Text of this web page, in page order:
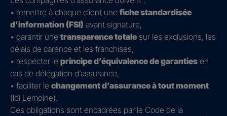
• remettre à chaque client une fiche standardisée
d’information (FSI) avant signature,
• garantir une transparence totale sur les exclusions, les
délais de carence et les franchises,
• respecter le principe d’équivalence de garanties en
cas de délégation d’assurance,
• faciliter le changement d’assurance à tout moment
(loi Lemoine).
Ces obligations sont encadrées par le Code de la